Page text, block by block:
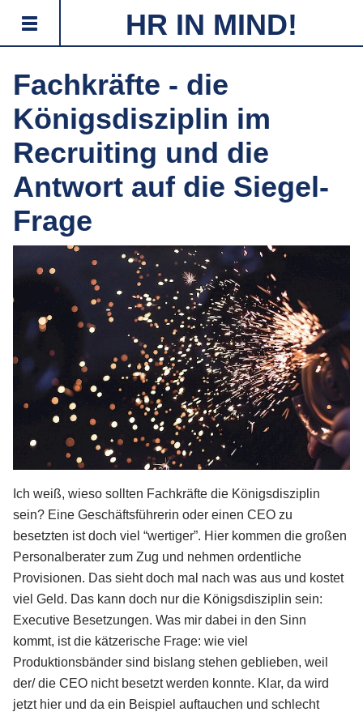
HR IN MIND!
Fachkräfte - die
Königsdisziplin im
Recruiting und die
Antwort auf die Siegel-
Frage
Ich weiß, wieso sollten Fachkräfte die Königsdisziplin
sein? Eine Geschäftsführerin oder einen CEO zu
besetzten ist doch viel “wertiger”. Hier kommen die großen
Personalberater zum Zug und nehmen ordentliche
Provisionen. Das sieht doch mal nach was aus und kostet
viel Geld. Das kann doch nur die Königsdisziplin sein:
Executive Besetzungen. Was mir dabei in den Sinn
kommt, ist die kätzerische Frage: wie viel
Produktionsbänder sind bislang stehen geblieben, weil
der/ die CEO nicht besetzt werden konnte. Klar, da wird
jetzt hier und da ein Beispiel auftauchen und schlecht